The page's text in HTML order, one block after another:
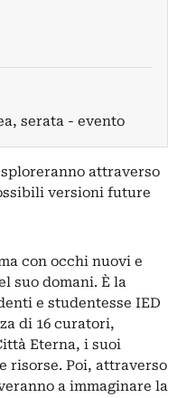
serata - evento
attraverso
versioni future
con occhi nuovi e
suo domani. È la
e studentesse IED
di 16 curatori,
Eterna, i suoi
risorse. Poi, attraverso
a immaginare la